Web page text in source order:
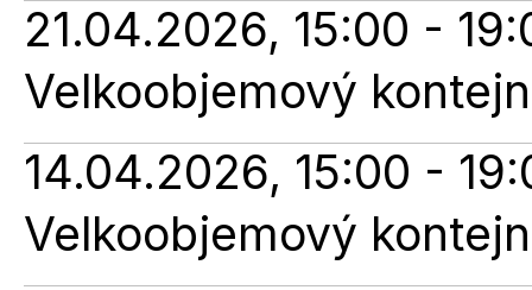
21.04.2026, 15:00 -
Velkoobjemový
14.04.2026, 15:00 -
Velkoobjemový